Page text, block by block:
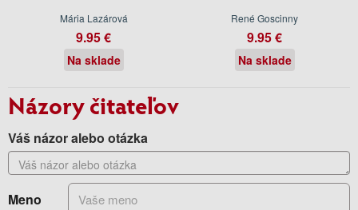
Mária Lazárová
9.95 €
Na sklade
René Goscinny
9.95 €
Na sklade
Názory čitateľov
Váš názor alebo otázka
Meno